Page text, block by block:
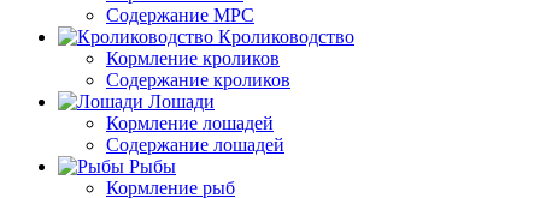
Содержание МРС
Кролиководство
Кормление кроликов
Содержание кроликов
Лошади
Кормление лошадей
Содержание лошадей
Рыбы
Кормление рыб